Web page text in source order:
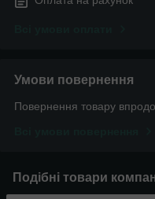
Умови повернення
Повернення товару
Подібні товари